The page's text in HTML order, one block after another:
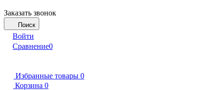
Заказать звонок
Поиск
Войти
Сравнение0
Избранные товары 0
Корзина 0